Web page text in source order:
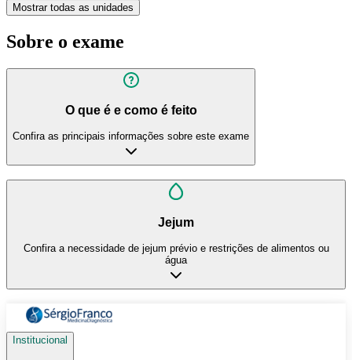
Mostrar todas as unidades
Sobre o exame
O que é e como é feito
Confira as principais informações sobre este exame
Jejum
Confira a necessidade de jejum prévio e restrições de alimentos ou
água
Institucional